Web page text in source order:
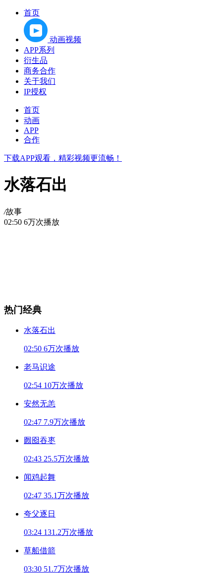
首页
动画视频
APP系列
衍生品
商务合作
关于我们
IP授权
首页
动画
APP
合作
下载APP观看，精彩视频更流畅！
水落石出
/故事
02:50 6万次播放
热门经典
水落石出
02:50 6万次播放
老马识途
02:54 10万次播放
安然无恙
02:47 7.9万次播放
囫囵吞枣
02:43 25.5万次播放
闻鸡起舞
02:47 35.1万次播放
夸父逐日
03:24 131.2万次播放
草船借箭
03:30 51.7万次播放